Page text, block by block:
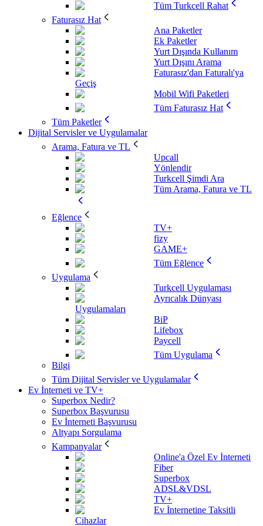
Tüm Turkcell Rahat
Faturasız Hat
Ana Paketler
Ek Paketler
Yurt Dışında Kullanım
Yurt Dışını Arama
Faturasız'dan Faturalı'ya
Geçiş
Mobil Wifi Paketleri
Tüm Faturasız Hat
Tüm Paketler
Dijital Servisler ve Uygulamalar
Arama, Fatura ve TL
Upcall
Yönlendir
Turkcell Şimdi Ara
Tüm Arama, Fatura ve TL
Eğlence
TV+
fizy
GAME+
Tüm Eğlence
Uygulama
Turkcell Uygulaması
Ayrıcalık Dünyası
Uygulamaları
BiP
Lifebox
Paycell
Tüm Uygulama
Bilgi
Tüm Dijital Servisler ve Uygulamalar
Ev İnterneti ve TV+
Superbox Nedir?
Superbox Başvurusu
Ev İnterneti Başvurusu
Altyapı Sorgulama
Kampanyalar
Online'a Özel Ev İnterneti
Fiber
Superbox
ADSL&VDSL
TV+
Ev İnternetine Taksitli
Cihazlar